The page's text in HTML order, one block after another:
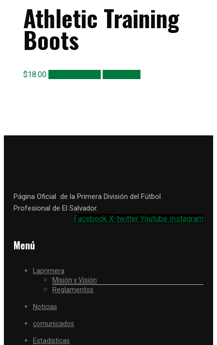
Athletic Training
Boots
$18.00
Página Oficial de la Primera División del Fútbol
Profesional de El Salvador.
Facebook X-twitter Youtube Instagram
Menú
Laprimera
Misión y Visión
Reglamentos
Noticias
comunicados
Estadisticas